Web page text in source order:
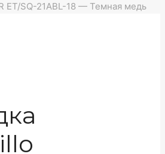
ET/SQ-21ABL-18 — Темная медь